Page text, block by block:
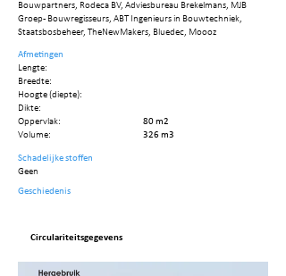
Bouwpartners, Rodeca BV, Adviesbureau Brekelmans, MJB
Groep- Bouwregisseurs, ABT Ingenieurs in Bouwtechniek,
Staatsbosbeheer, TheNewMakers, Bluedec, Moooz
Afmetingen
Lengte:
Breedte:
Hoogte (diepte):
Dikte:
Oppervlak:
80 m2
Volume:
326 m3
Schadelijke stoffen
Geen
Geschiedenis
Circulariteitsgegevens